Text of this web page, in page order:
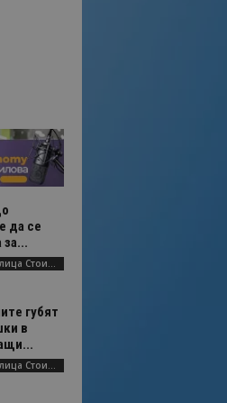
да се
AI Travel Economy с Елица Стоилова
губят
в
AI Travel Economy с Елица Стоилова